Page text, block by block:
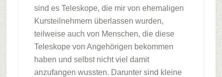
sind es Teleskope, die mir von ehemaligen
Kursteilnehmern überlassen wurden,
teilweise auch von Menschen, die diese
Teleskope von Angehörigen bekommen
haben und selbst nicht viel damit
anzufangen wussten. Darunter sind kleine